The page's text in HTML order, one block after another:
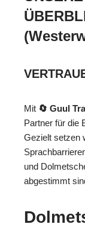
Mit 🔄 Guul
Partner für die
Gezielt setzen
und
abgestimmt